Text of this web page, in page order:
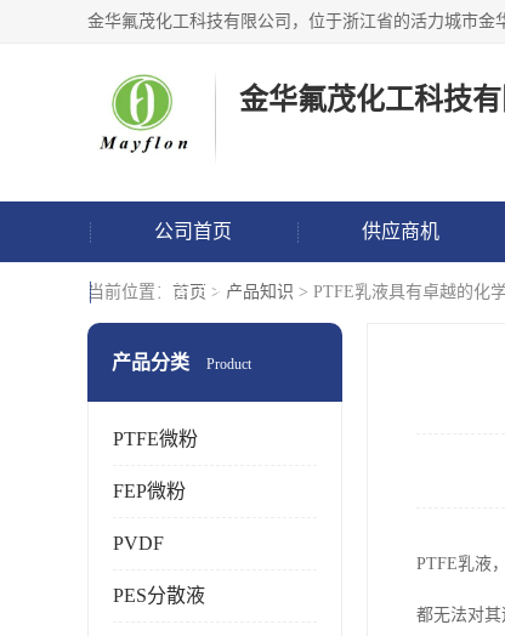
金华氟茂化工科技有
公司首页 供应商机
联系方式
当前位置： 首页 > 产品知识 > PTFE乳液具有卓越的化
产品分类 Product
PTFE微粉
FEP微粉
PVDF
PES分散液
PTFE乳液
都无法对其